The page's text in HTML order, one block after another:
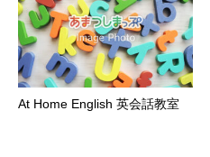
At Home English 英会話教室